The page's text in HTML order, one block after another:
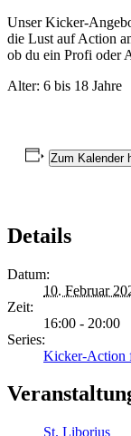
Unser Kicker-
die Lust auf Action
ob du ein Profi oder
Alter: 6 bis 18 Jahre
Zum Kalender
Details
Datum:
10. Februar
Zeit:
16:00 - 20:00
Series:
Kicker-Action
St. Liborius